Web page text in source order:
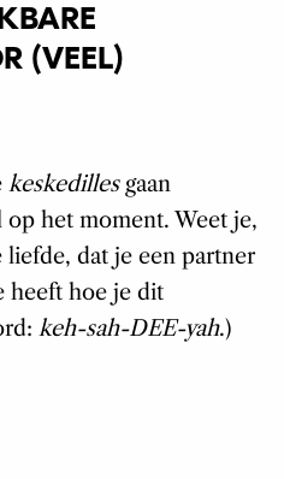
(VEEL)
keskedilles gaan
het moment. Weet je,
dat je een partner
heeft hoe je dit
keh-sah-DEE-yah.)